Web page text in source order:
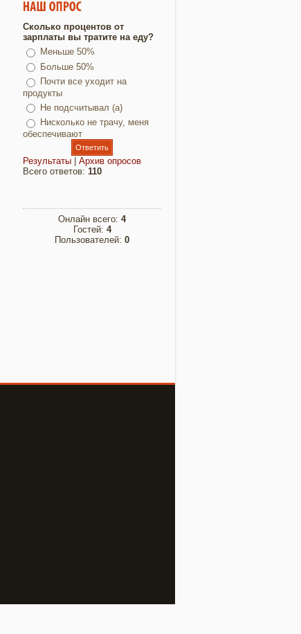
Сколько процентов от
зарплаты вы тратите на еду?
Меньше 50%
Больше 50%
Почти все уходит на
продукты
Не подсчитывал (а)
Нисколько не трачу, меня
обеспечивают
Результаты
Архив опросов
Всего ответов: 110
Онлайн всего: 4
Гостей: 4
Пользователей: 0